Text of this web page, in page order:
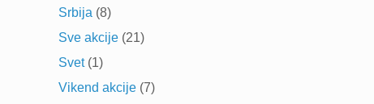
Srbija (8)
Sve akcije (21)
Svet(1)
Vikend akcije (7)